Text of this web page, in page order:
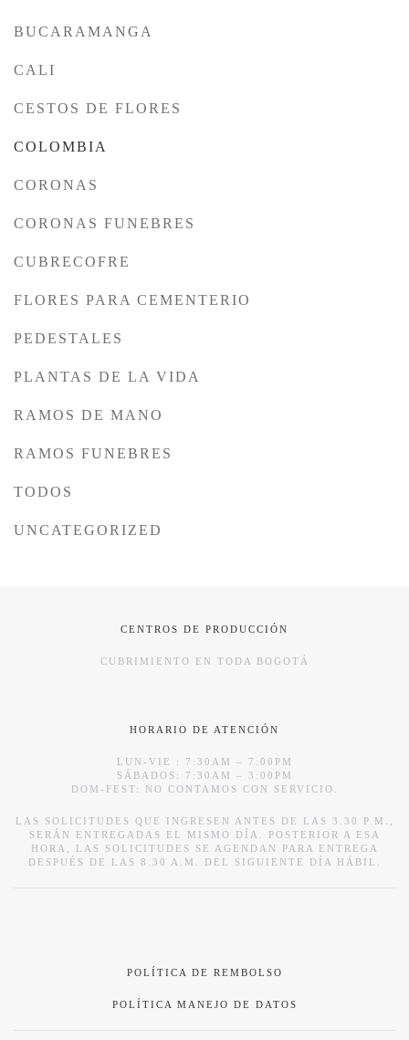
BUCARAMANGA
CALI
CESTOS DE FLORES
COLOMBIA
CORONAS
CORONAS FUNEBRES
CUBRECOFRE
FLORES PARA CEMENTERIO
PEDESTALES
PLANTAS DE LA VIDA
RAMOS DE MANO
RAMOS FUNEBRES
TODOS
UNCATEGORIZED
CENTROS DE PRODUCCIÓN
CUBRIMIENTO EN TODA BOGOTÁ
HORARIO DE ATENCIÓN
LUN-VIE : 7:30AM – 7:00PM
SÁBADOS: 7:30AM – 3:00PM
DOM-FEST: NO CONTAMOS CON SERVICIO.
LAS SOLICITUDES QUE INGRESEN ANTES DE LAS 3.30 P.M.,
SERÁN ENTREGADAS EL MISMO DÍA. POSTERIOR A ESA
HORA, LAS SOLICITUDES SE AGENDAN PARA ENTREGA
DESPUÉS DE LAS 8.30 A.M. DEL SIGUIENTE DÍA HÁBIL.
POLÍTICA DE REMBOLSO
POLÍTICA MANEJO DE DATOS